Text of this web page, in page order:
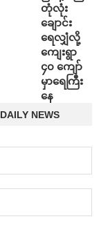
တုံလုံး
ချောင်း
ရေလျှံလို့
ကျေးရွာ
၄၀ ကျော်
မှာရေကြီး
နေ
NEWS